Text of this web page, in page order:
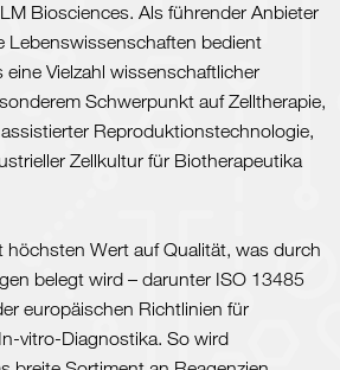
Biosciences. Als führender Anbieter
Lebenswissenschaften bedient
Vielzahl wissenschaftlicher
Schwerpunkt auf Zelltherapie,
Reproduktionstechnologie,
Zellkultur für Biotherapeutika
höchsten Wert auf Qualität, was durch
belegt wird – darunter ISO 13485
europäischen Richtlinien für
vitro-Diagnostika. So wird